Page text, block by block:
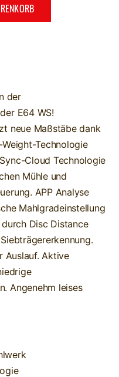
der
E64 WS!
neue Maßstäbe dank
Technologie
Cloud Technologie
Mühle und
APP Analyse
Mahlgradeinstellung
Disc Distance
Auslauf. Aktive
Angenehm leises